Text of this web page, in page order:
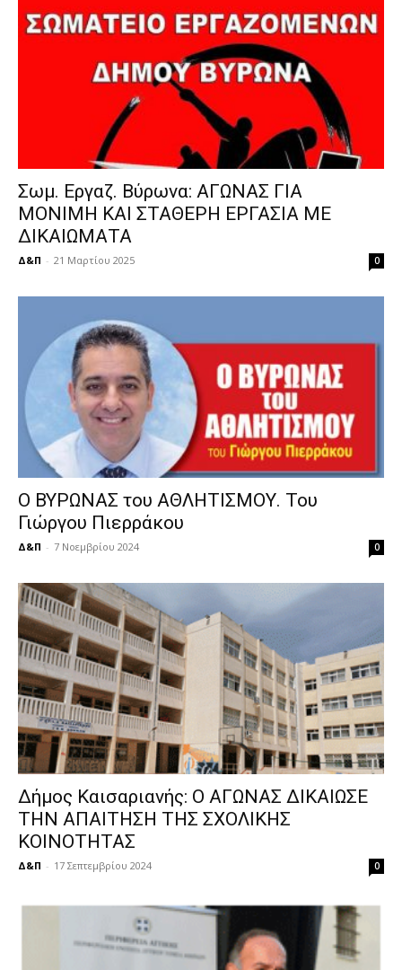
Σωμ. Εργαζ. Βύρωνα: ΑΓΩΝΑΣ ΓΙΑ
ΜΟΝΙΜΗ ΚΑΙ ΣΤΑΘΕΡΗ ΕΡΓΑΣΙΑ ΜΕ
ΔΙΚΑΙΩΜΑΤΑ
Δ&Π - 21 Μαρτίου 2025 0
Ο ΒΥΡΩΝΑΣ του ΑΘΛΗΤΙΣΜΟΥ. Του
Γιώργου Πιερράκου
Δ&Π - 7 Νοεμβρίου 2024 0
Δήμος Καισαριανής: Ο ΑΓΩΝΑΣ ΔΙΚΑΙΩΣΕ
ΤΗΝ ΑΠΑΙΤΗΣΗ ΤΗΣ ΣΧΟΛΙΚΗΣ
ΚΟΙΝΟΤΗΤΑΣ
Δ&Π - 17 Σεπτεμβρίου 2024 0